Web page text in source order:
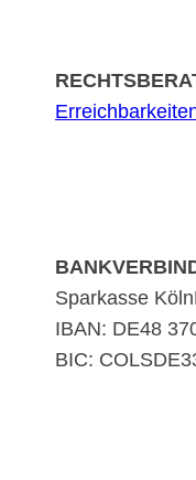
Sparkasse
IBAN: DE48
BIC: